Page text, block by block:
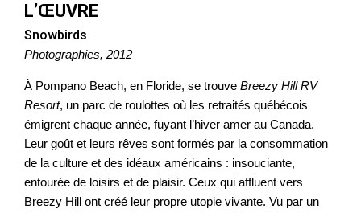
L’ŒUVRE
Snowbirds
Photographies, 2012
À Pompano Beach, en Floride, se trouve Breezy Hill RV
Resort, un parc de roulottes où les retraités québécois
émigrent chaque année, fuyant l’hiver amer au Canada.
Leur goût et leurs rêves sont formés par la consommation
de la culture et des idéaux américains : insouciante,
entourée de loisirs et de plaisir. Ceux qui affluent vers
Breezy Hill ont créé leur propre utopie vivante. Vu par un